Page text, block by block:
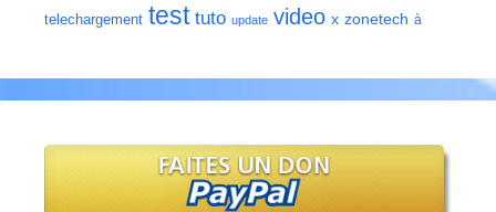
telechargement test tuto update video x zonetech à